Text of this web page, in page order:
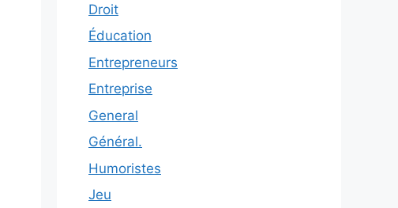
Droit
Éducation
Entrepreneurs
Entreprise
General
Général.
Humoristes
Jeu